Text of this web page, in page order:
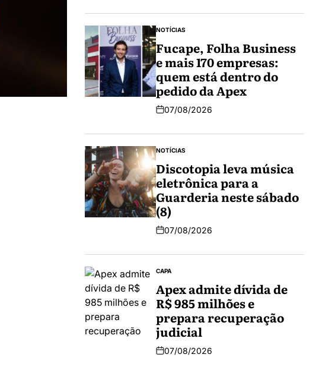
NOTÍCIAS
Fucape, Folha Business
e mais 170 empresas:
quem está dentro do
pedido da Apex
07/08/2026
NOTÍCIAS
Discotopia leva música
eletrônica para a
Guarderia neste sábado
(8)
07/08/2026
CAPA
Apex admite dívida de
R$ 985 milhões e
prepara recuperação
judicial
07/08/2026